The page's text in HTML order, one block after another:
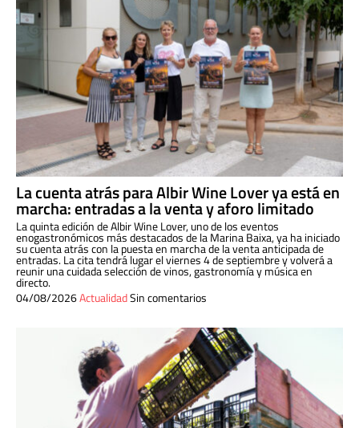
La cuenta atrás para Albir Wine Lover ya está en
marcha: entradas a la venta y aforo limitado
La quinta edición de Albir Wine Lover, uno de los eventos
enogastronómicos más destacados de la Marina Baixa, ya ha iniciado
su cuenta atrás con la puesta en marcha de la venta anticipada de
entradas. La cita tendrá lugar el viernes 4 de septiembre y volverá a
reunir una cuidada selección de vinos, gastronomía y música en
directo.
04/08/2026ActualidadSin comentarios